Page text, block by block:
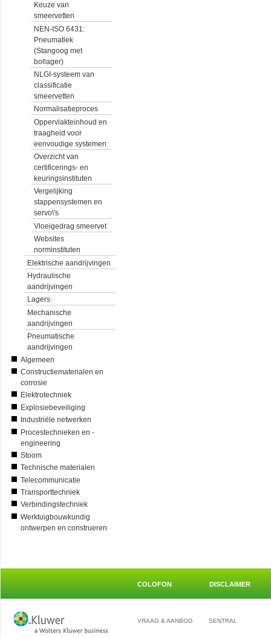
Keuze van
smeervetten
NEN-ISO 6431:
Pneumatiek
(Stangoog met
bollager)
NLGI-systeem van
classificatie
smeervetten
Normalisatieproces
Oppervlakteinhoud en
traagheid voor
eenvoudige systemen
Overzicht van
certificerings- en
keuringsinstituten
Vergelijking
stappensystemen en
servo\'s
Vloeigedrag smeervet
Websites
norminstituten
Elektrische aandrijvingen
Hydraulische
aandrijvingen
Lagers
Mechanische
aandrijvingen
Pneumatische
aandrijvingen
Algemeen
Constructiematerialen en
corrosie
Elektrotechniek
Explosiebeveiliging
Industriële netwerken
Procestechnieken en -
engineering
Stoom
Technische materialen
Telecommunicatie
Transporttechniek
Verbindingstechniek
Werktuigbouwkundig
ontwerpen en construeren
COLOFON DISCLAIMER
VRAAG & AANBOD SENTRAL